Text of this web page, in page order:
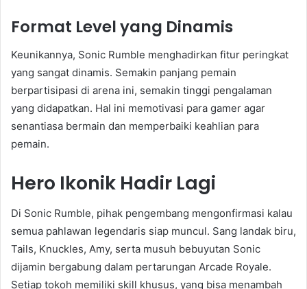
Format Level yang Dinamis
Keunikannya, Sonic Rumble menghadirkan fitur peringkat
yang sangat dinamis. Semakin panjang pemain
berpartisipasi di arena ini, semakin tinggi pengalaman
yang didapatkan. Hal ini memotivasi para gamer agar
senantiasa bermain dan memperbaiki keahlian para
pemain.
Hero Ikonik Hadir Lagi
Di Sonic Rumble, pihak pengembang mengonfirmasi kalau
semua pahlawan legendaris siap muncul. Sang landak biru,
Tails, Knuckles, Amy, serta musuh bebuyutan Sonic
dijamin bergabung dalam pertarungan Arcade Royale.
Setiap tokoh memiliki skill khusus, yang bisa menambah